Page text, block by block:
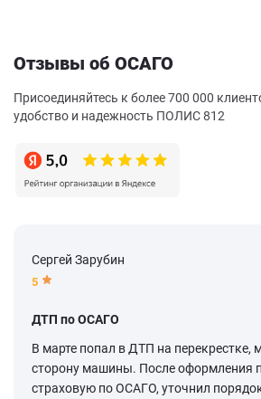
Отзывы об ОСАГО
Присоединяйтесь к более 700 000
удобство и надежность ПОЛИС 812
Сергей Зарубин
5
ДТП по ОСАГО
В марте попал в ДТП на перекрестке,
сторону машины. После оформления
страховую по ОСАГО, уточнил